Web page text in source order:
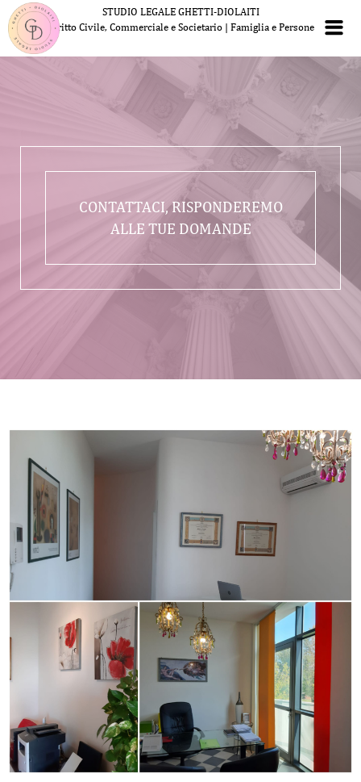
STUDIO LEGALE GHETTI-DIOLAITI
Diritto Civile, Commerciale e Societario | Famiglia e Persone
CONTATTACI, RISPONDEREMO
ALLE TUE DOMANDE